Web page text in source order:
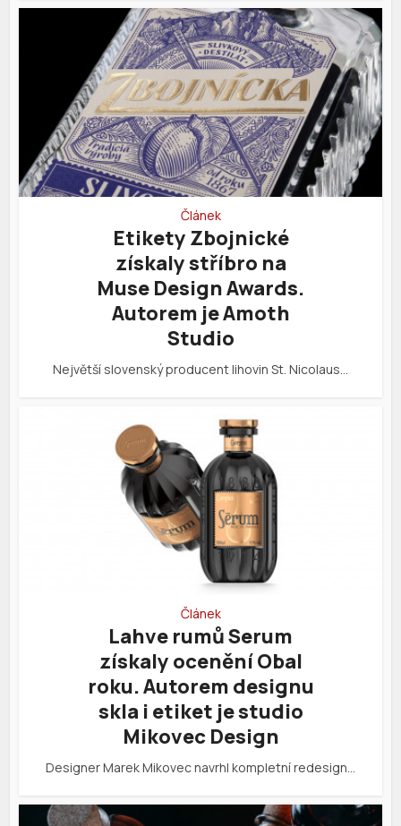
Článek
Etikety Zbojnické
získaly stříbro na
Muse Design Awards.
Autorem je Amoth
Studio
Největší slovenský producent lihovin St. Nicolaus…
Článek
Lahve rumů Serum
získaly ocenění Obal
roku. Autorem designu
skla i etiket je studio
Mikovec Design
Designer Marek Mikovec navrhl kompletní redesign…